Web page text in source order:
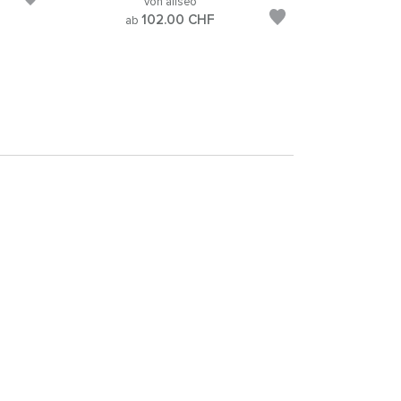
von aliseo
ab 102.00 CHF